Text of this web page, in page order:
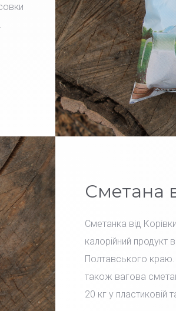
Сметана
Сметанка від
калорійний продукт
Полтавського краю.
також вагова
20 кг у пластиковій